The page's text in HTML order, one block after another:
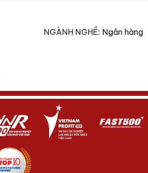
NGÀNH NGHỀ: Ngân hàng